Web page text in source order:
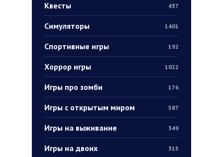
Квесты 437
Симуляторы 1401
Спортивные игры 192
Хоррор игры 1022
Игры про зомби 176
Игры с открытым миром 587
Игры на выживание 349
Игры на двоих 315